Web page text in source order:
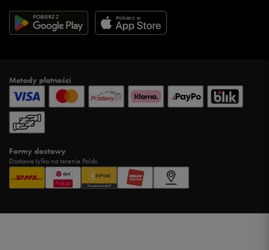
Metody płatności
Formy dostawy
Dostawa tylko na terenie Polski